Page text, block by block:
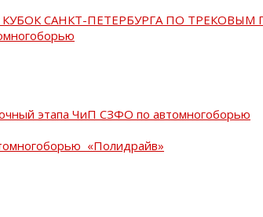
САНКТ-ПЕТЕРБУРГА ПО ТРЕКОВЫМ
этапа ЧиП СЗФО по автомногоборью
«Полидрайв»